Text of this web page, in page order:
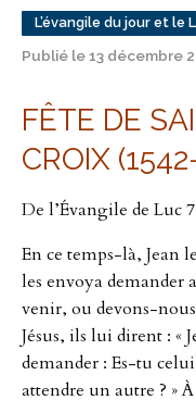
L’évangile du jour et le
Publié le 13 décembre
FÊTE DE
CROIX
De l’Évangile de Luc
En ce temps-là, Jean
les envoya demander
venir, ou devons-
Jésus, ils lui dirent : «
demander : Es-tu
attendre un autre ? »